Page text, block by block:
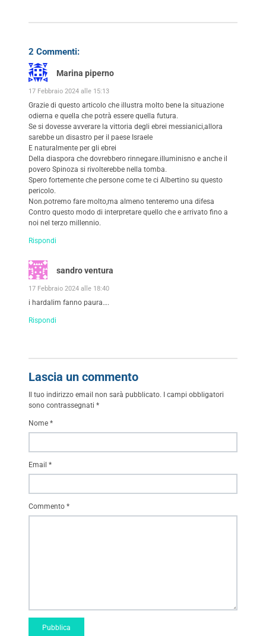
2 Commenti:
Marina piperno
17 Febbraio 2024 alle 15:13
Grazie di questo articolo che illustra molto bene la situazione
odierna e quella che potrà essere quella futura.
Se si dovesse avverare la vittoria degli ebrei messianici,allora
sarebbe un disastro per il paese Israele
E naturalmente per gli ebrei
Della diaspora che dovrebbero rinnegare.illuminisno e anche il
povero Spinoza si rivolterebbe nella tomba.
Spero fortemente che persone come te ci Albertino su questo
pericolo.
Non.potremo fare molto,ma almeno tenteremo una difesa
Contro questo modo di interpretare quello che e arrivato fino a
noi nel terzo millennio.
Rispondi
sandro ventura
17 Febbraio 2024 alle 18:40
i hardalim fanno paura….
Rispondi
Lascia un commento
Il tuo indirizzo email non sarà pubblicato. I campi obbligatori
sono contrassegnati *
Commento *
Nome *
Email *